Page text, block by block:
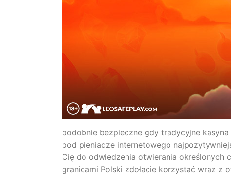
podobnie bezpieczne gdy tradycyjne
pod pieniadze internetowego
Cię do odwiedzenia otwierania określonych
granicami Polski zdołacie korzystać wraz z